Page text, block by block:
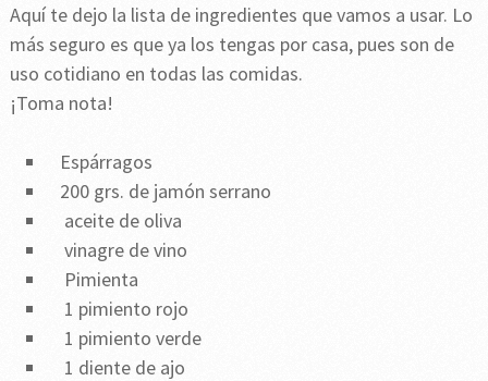
Aquí te dejo la lista de ingredientes que vamos a usar. Lo
más seguro es que ya los tengas por casa, pues son de
uso cotidiano en todas las comidas.
¡Toma nota!
Espárragos
200 grs. de jamón serrano
aceite de oliva
vinagre de vino
Pimienta
1 pimiento rojo
1 pimiento verde
1 diente de ajo